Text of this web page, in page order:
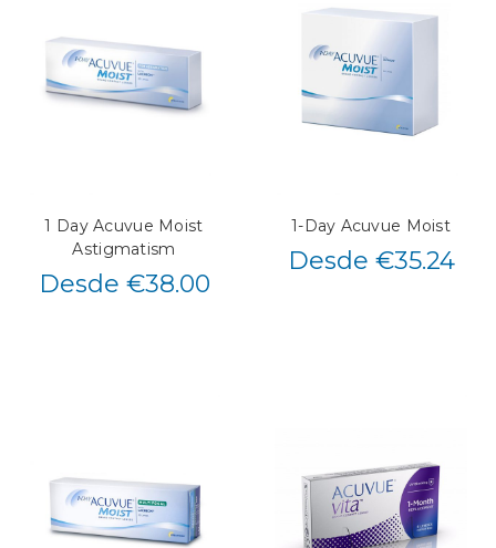
1 Day Acuvue Moist
Astigmatism
Desde €38.00
1-Day Acuvue Moist
Desde €35.24